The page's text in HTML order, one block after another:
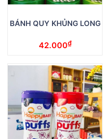
BÁNH QUY KHỦNG LONG
42.000₫